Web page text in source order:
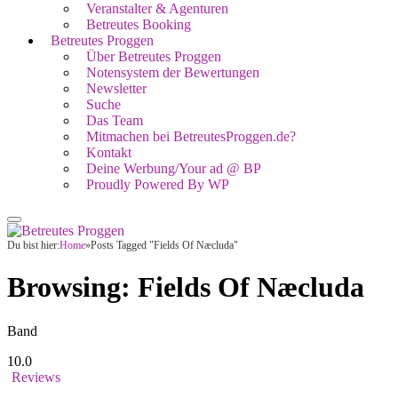
Veranstalter & Agenturen
Betreutes Booking
Betreutes Proggen
Über Betreutes Proggen
Notensystem der Bewertungen
Newsletter
Suche
Das Team
Mitmachen bei BetreutesProggen.de?
Kontakt
Deine Werbung/Your ad @ BP
Proudly Powered By WP
Du bist hier:Home»Posts Tagged "Fields Of Næcluda"
Browsing: Fields Of Næcluda
Band
10.0
Reviews